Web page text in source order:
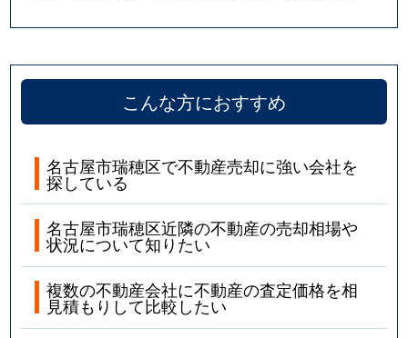
こんな方におすすめ
名古屋市瑞穂区で不動産売却に強い会社を
探している
名古屋市瑞穂区近隣の不動産の売却相場や
状況について知りたい
複数の不動産会社に不動産の査定価格を相
見積もりして比較したい